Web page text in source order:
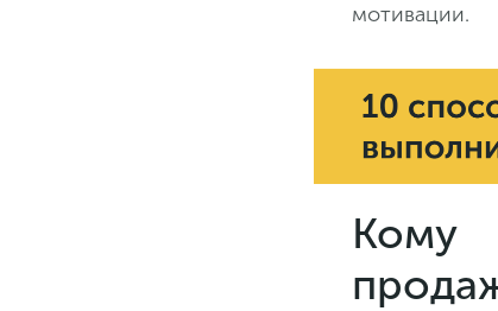
мотивации.
Кому